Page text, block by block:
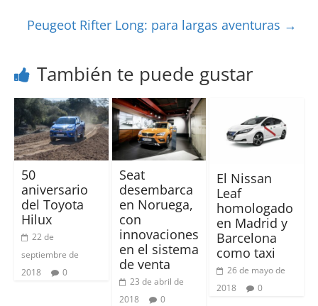
Peugeot Rifter Long: para largas aventuras →
También te puede gustar
50
aniversario
del Toyota
Hilux
22 de
septiembre de
2018
0
Seat
desembarca
en Noruega,
con
innovaciones
en el sistema
de venta
23 de abril de
2018
0
El Nissan
Leaf
homologado
en Madrid y
Barcelona
como taxi
26 de mayo de
2018
0